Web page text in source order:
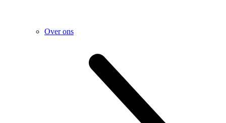
Over ons